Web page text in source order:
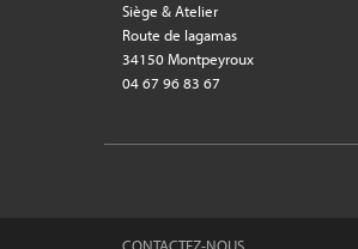
Siège & Atelier
Route de lagamas
34150 Montpeyroux
04 67 96 83 67